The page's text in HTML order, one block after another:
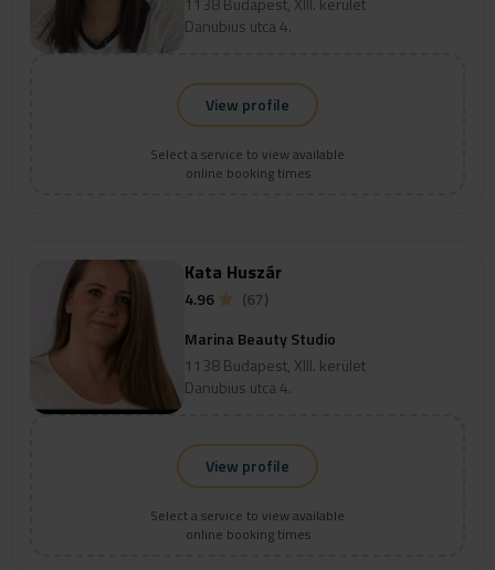
View profile
Select a service to view available
online booking times
Danubius utca 4.
View profile
Select a service to view available
online booking times
Kata Huszár
4.96
(67)
Marina Beauty Studio
1138 Budapest, XIII. kerület
Danubius utca 4.